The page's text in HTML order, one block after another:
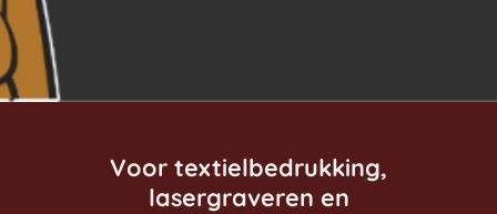
Voor textielbedrukking,
lasergraveren en